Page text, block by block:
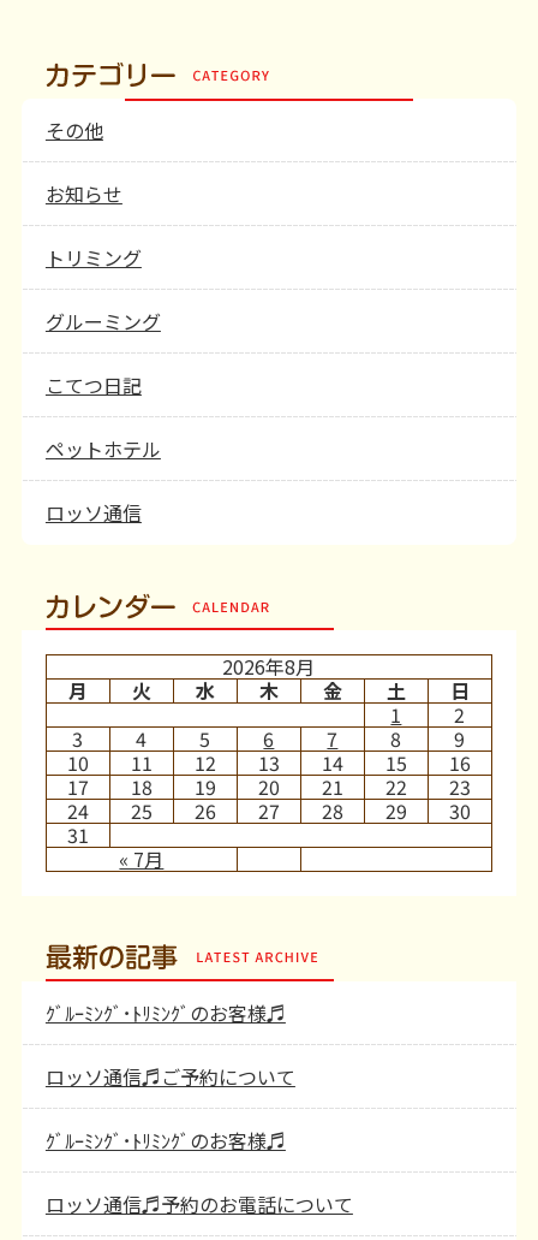
その他
お知らせ
トリミング
グルーミング
こてつ日記
ペットホテル
ロッソ通信
カレンダー
2026年8月
月
火 水 木 金 土 日
« 7月
1
2
3
4 5 6 7 8
9
10
11 12 13 14 15
16
17
18 19 20 21 22
23
24
25 26 27 28 29
30
31
最新の記事
ｸﾞﾙｰﾐﾝｸﾞ･ﾄﾘﾐﾝｸﾞのお客様♬
ロッソ通信♬ご予約について
ｸﾞﾙｰﾐﾝｸﾞ･ﾄﾘﾐﾝｸﾞのお客様♬
ロッソ通信♬予約のお電話について